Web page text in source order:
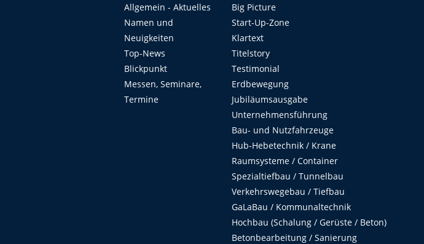
Allgemein - Aktuelles
Namen und
Neuigkeiten
Top-News
Blickpunkt
Messen, Seminare,
Termine
Big Picture
Start-Up-Zone
Klartext
Titelstory
Testimonial
Erdbewegung
Jubiläumsausgabe
Unternehmensführung
Bau- und Nutzfahrzeuge
Hub-Hebetechnik / Krane
Raumsysteme / Container
Spezialtiefbau / Tunnelbau
Verkehrswegebau / Tiefbau
GaLaBau / Kommunaltechnik
Hochbau (Schalung / Gerüste / Beton)
Betonbearbeitung / Sanierung